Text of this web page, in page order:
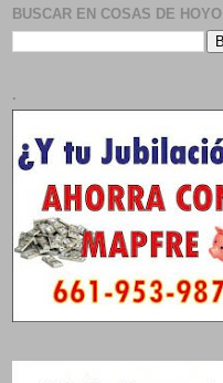
BUSCAR EN COSAS DE HOYO
.